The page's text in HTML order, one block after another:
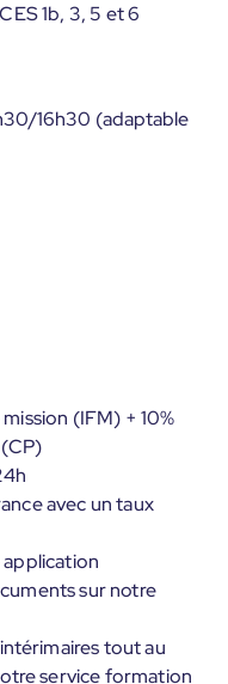
1b, 3, 5 et 6
16h30 (adaptable
(IFM) + 10%
avec un taux
application
sur notre
tout au
service formation